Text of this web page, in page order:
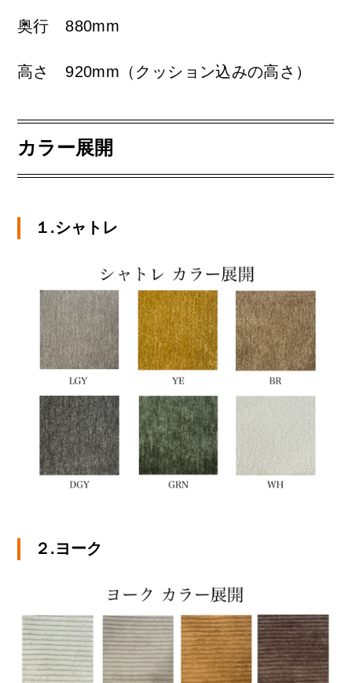
奥行 880mm
高さ 920mm（クッション込みの高さ）
カラー展開
１.シャトレ
２.ヨーク